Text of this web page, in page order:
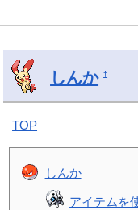
しんか †
TOP
しんか
アイテムを